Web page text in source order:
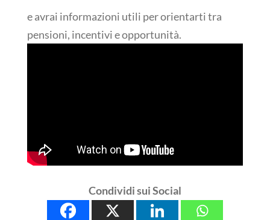
e avrai informazioni utili per orientarti tra
pensioni, incentivi e opportunità.
Condividi sui Social